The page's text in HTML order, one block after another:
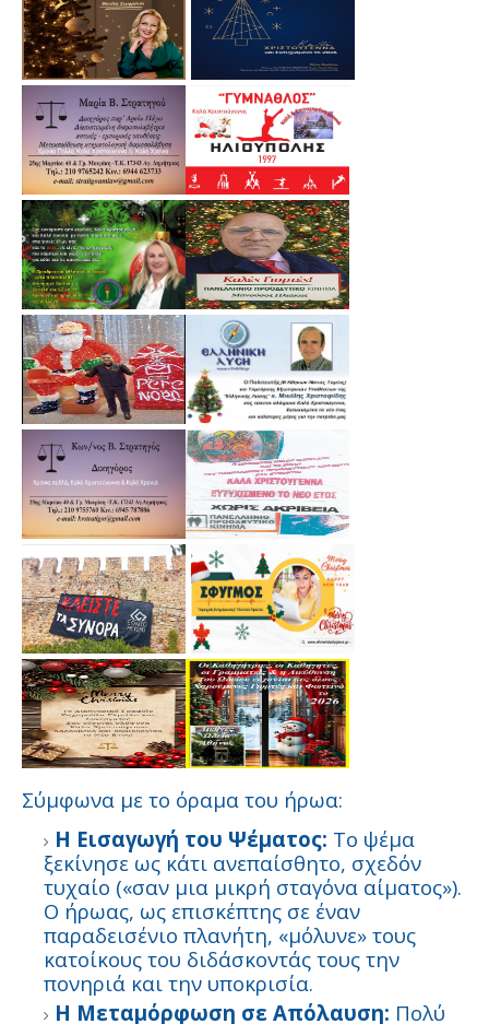
Σύμφωνα με το όραμα του ήρωα:
Η Εισαγωγή του Ψέματος: Το ψέμα
ξεκίνησε ως κάτι ανεπαίσθητο, σχεδόν
τυχαίο («σαν μια μικρή σταγόνα αίματος»).
Ο ήρωας, ως επισκέπτης σε έναν
παραδεισένιο πλανήτη, «μόλυνε» τους
κατοίκους του διδάσκοντάς τους την
πονηριά και την υποκρισία.
Η Μεταμόρφωση σε Απόλαυση: Πολύ